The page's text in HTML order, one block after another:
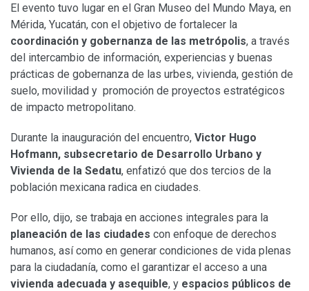
El evento tuvo lugar en el Gran Museo del Mundo Maya, en
Mérida, Yucatán, con el objetivo de fortalecer la
coordinación y gobernanza de las metrópolis, a través
del intercambio de información, experiencias y buenas
prácticas de gobernanza de las urbes, vivienda, gestión de
suelo, movilidad y promoción de proyectos estratégicos
de impacto metropolitano.
Durante la inauguración del encuentro, Victor Hugo
Hofmann, subsecretario de Desarrollo Urbano y
Vivienda de la Sedatu, enfatizó que dos tercios de la
población mexicana radica en ciudades.
Por ello, dijo, se trabaja en acciones integrales para la
planeación de las ciudades con enfoque de derechos
humanos, así como en generar condiciones de vida plenas
para la ciudadanía, como el garantizar el acceso a una
vivienda adecuada y asequible, y espacios públicos de